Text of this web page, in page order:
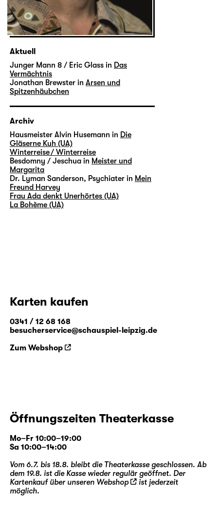
Aktuell
Junger Mann 8 / Eric Glass in Das
Vermächtnis
Jonathan Brewster in Arsen und
Spitzenhäubchen
Archiv
Hausmeister Alvin Husemann in Die
Gläserne Kuh (UA)
Winterreise / Winterreise
Besdomny / Jeschua in Meister und
Margarita
Dr. Lyman Sanderson, Psychiater in Mein
Freund Harvey
Frau Ada denkt Unerhörtes (UA)
La Bohème (UA)
Karten kaufen
0341 / 12 68 168
besucherservice@schauspiel-leipzig.de
Zum Webshop
Öffnungszeiten Theaterkasse
Mo–Fr 10:00–19:00
Sa 10:00–14:00
Vom 6.7. bis 18.8. bleibt die Theaterkasse geschlossen. Ab
dem 19.8. ist die Kasse wieder regulär geöffnet. Der
Kartenkauf über unseren Webshop
ist jederzeit
möglich.